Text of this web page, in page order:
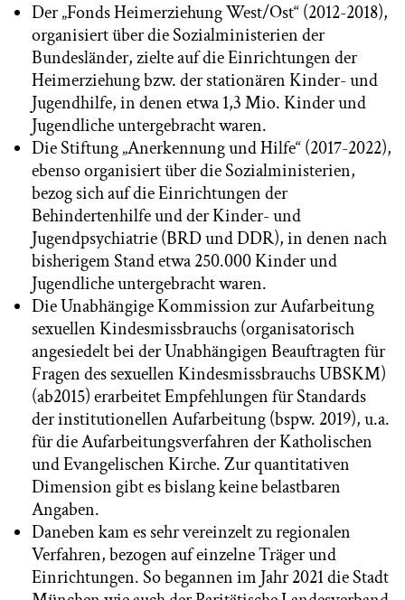
Der „Fonds Heimerziehung West/Ost“ (2012-2018),
organisiert über die Sozialministerien der
Bundesländer, zielte auf die Einrichtungen der
Heimerziehung bzw. der stationären Kinder- und
Jugendhilfe, in denen etwa 1,3 Mio. Kinder und
Jugendliche untergebracht waren.
Die Stiftung „Anerkennung und Hilfe“ (2017-2022),
ebenso organisiert über die Sozialministerien,
bezog sich auf die Einrichtungen der
Behindertenhilfe und der Kinder- und
Jugendpsychiatrie (BRD und DDR), in denen nach
bisherigem Stand etwa 250.000 Kinder und
Jugendliche untergebracht waren.
Die Unabhängige Kommission zur Aufarbeitung
sexuellen Kindesmissbrauchs (organisatorisch
angesiedelt bei der Unabhängigen Beauftragten für
Fragen des sexuellen Kindesmissbrauchs UBSKM)
(ab2015) erarbeitet Empfehlungen für Standards
der institutionellen Aufarbeitung (bspw. 2019), u.a.
für die Aufarbeitungsverfahren der Katholischen
und Evangelischen Kirche. Zur quantitativen
Dimension gibt es bislang keine belastbaren
Angaben.
Daneben kam es sehr vereinzelt zu regionalen
Verfahren, bezogen auf einzelne Träger und
Einrichtungen. So begannen im Jahr 2021 die Stadt